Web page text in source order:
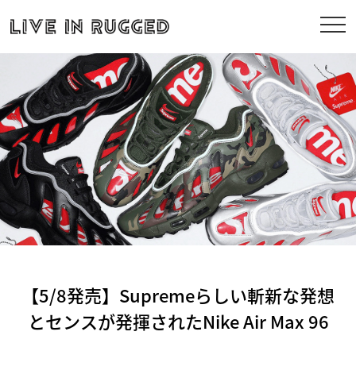
【5/8発売】Supremeらしい斬新な発想
とセンスが発揮されたNike Air Max 96